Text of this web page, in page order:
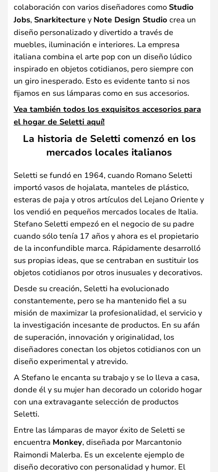
colaboración con varios diseñadores como Studio
Jobs, Snarkitecturey Note Design Studio crea un
diseño personalizado y divertido a través de
muebles, iluminación e interiores. La empresa
italiana combina el arte pop con un diseño lúdico
inspirado en objetos cotidianos, pero siempre con
un giro inesperado. Esto es evidente tanto si nos
fijamos en sus lámparas como en sus accesorios.
Vea también todos los exquisitos accesorios para
el hogar de Seletti aquí!
La historia de Seletti comenzó en los
mercados locales italianos
Seletti se fundó en 1964, cuando Romano Seletti
importó vasos de hojalata, manteles de plástico,
esteras de paja y otros artículos del Lejano Oriente y
los vendió en pequeños mercados locales de Italia.
Stefano Seletti empezó en el negocio de su padre
cuando sólo tenía 17 años y ahora es el propietario
de la inconfundible marca. Rápidamente desarrolló
sus propias ideas, que se centraban en sustituir los
objetos cotidianos por otros inusuales y decorativos.
Desde su creación, Seletti ha evolucionado
constantemente, pero se ha mantenido fiel a su
misión de maximizar la profesionalidad, el servicio y
la investigación incesante de productos. En su afán
de superación, innovación y originalidad, los
diseñadores conectan los objetos cotidianos con un
diseño experimental y atrevido.
A Stefano le encanta su trabajo y se lo lleva a casa,
donde él y su mujer han decorado un colorido hogar
con una extravagante selección de productos
Seletti.
Entre las lámparas de mayor éxito de Seletti se
encuentra Monkey, diseñada por Marcantonio
Raimondi Malerba. Es un excelente ejemplo de
diseño decorativo con personalidad y humor. El